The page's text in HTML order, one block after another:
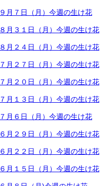
９月７日（月）今週の生け花
８月３１日（月）今週の生け花
８月２４日（月）今週の生け花
７月２７日（月）今週の生け花
７月２０日（月）今週の生け花
７月１３日（月）今週の生け花
７月６日（月）今週の生け花
６月２９日（月）今週の生け花
６月２２日（月）今週の生け花
６月１５日（月）今週の生け花